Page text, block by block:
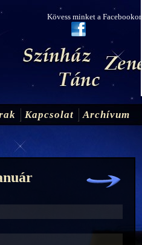
Kövess minket a Facebookon!
Kapcsolat Archívum